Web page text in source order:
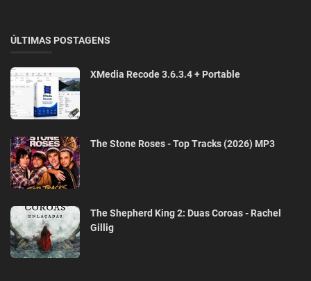
ÚLTIMAS POSTAGENS
XMedia Recode 3.6.3.4 + Portable
The Stone Roses - Top Tracks (2026) MP3
The Shepherd King 2: Duas Coroas - Rachel
Gillig